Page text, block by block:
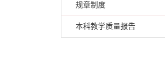
规章制度
本科教学质量报告